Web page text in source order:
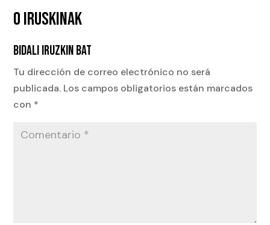
0 IRUSKINAK
BIDALI IRUZKIN BAT
Tu dirección de correo electrónico no será
publicada. Los campos obligatorios están marcados
con *